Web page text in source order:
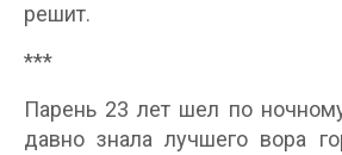
решит.
***
Парень 23 лет шел по
давно знала лучшего вора